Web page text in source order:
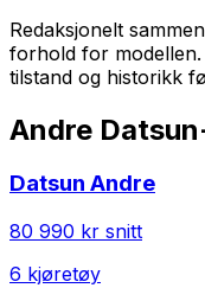
Redaksjonelt
forhold for
tilstand og historikk
Andre Datsun
Datsun Andre
80 990 kr snitt
6 kjøretøy